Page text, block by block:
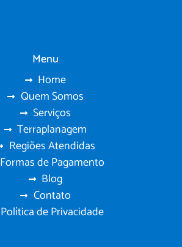
Menu
Home
Quem Somos
Serviços
Terraplanagem
Regiões Atendidas
Formas de Pagamento
Blog
Contato
Política de Privacidade